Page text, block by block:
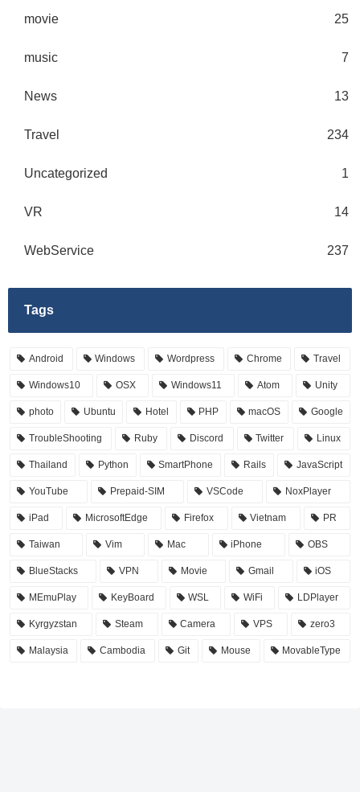
movie 25
music 7
News 13
Travel 234
Uncategorized 1
VR 14
WebService 237
Tags
Android Windows Wordpress Chrome Travel
Windows10 OSX Windows11 Atom Unity
photo Ubuntu Hotel PHP macOS Google
TroubleShooting Ruby Discord Twitter Linux
Thailand Python SmartPhone Rails JavaScript
YouTube Prepaid-SIM VSCode NoxPlayer
iPad MicrosoftEdge Firefox Vietnam PR
Taiwan Vim Mac iPhone OBS
BlueStacks VPN Movie Gmail iOS
MEmuPlay KeyBoard WSL WiFi LDPlayer
Kyrgyzstan Steam Camera VPS zero3
Malaysia Cambodia Git Mouse MovableType